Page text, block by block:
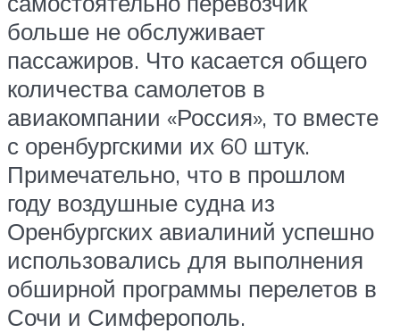
больше не обслуживает
пассажиров. Что касается общего
количества самолетов в
авиакомпании «Россия», то вместе
с оренбургскими их 60 штук.
Примечательно, что в прошлом
году воздушные судна из
Оренбургских авиалиний успешно
использовались для выполнения
обширной программы перелетов в
Сочи и Симферополь.